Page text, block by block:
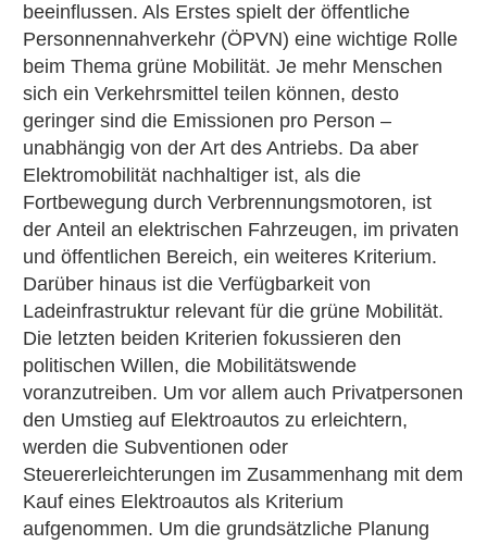
beeinflussen. Als Erstes spielt der öffentliche
Personnennahverkehr (ÖPVN) eine wichtige Rolle
beim Thema grüne Mobilität. Je mehr Menschen
sich ein Verkehrsmittel teilen können, desto
geringer sind die Emissionen pro Person –
unabhängig von der Art des Antriebs. Da aber
Elektromobilität nachhaltiger ist, als die
Fortbewegung durch Verbrennungsmotoren, ist
der Anteil an elektrischen Fahrzeugen, im privaten
und öffentlichen Bereich, ein weiteres Kriterium.
Darüber hinaus ist die Verfügbarkeit von
Ladeinfrastruktur relevant für die grüne Mobilität.
Die letzten beiden Kriterien fokussieren den
politischen Willen, die Mobilitätswende
voranzutreiben. Um vor allem auch Privatpersonen
den Umstieg auf Elektroautos zu erleichtern,
werden die Subventionen oder
Steuererleichterungen im Zusammenhang mit dem
Kauf eines Elektroautos als Kriterium
aufgenommen. Um die grundsätzliche Planung